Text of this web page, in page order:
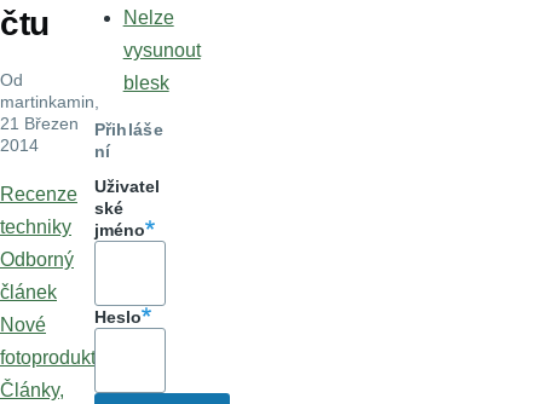
čtu
Od
martinkamin
21 Březen
2014
Recenze
techniky
Odborný
článek
Nové
fotoprodukty
Články,
Nelze
vysunout
blesk
Přihláše
ní
Uživatel
ské
jméno
Heslo